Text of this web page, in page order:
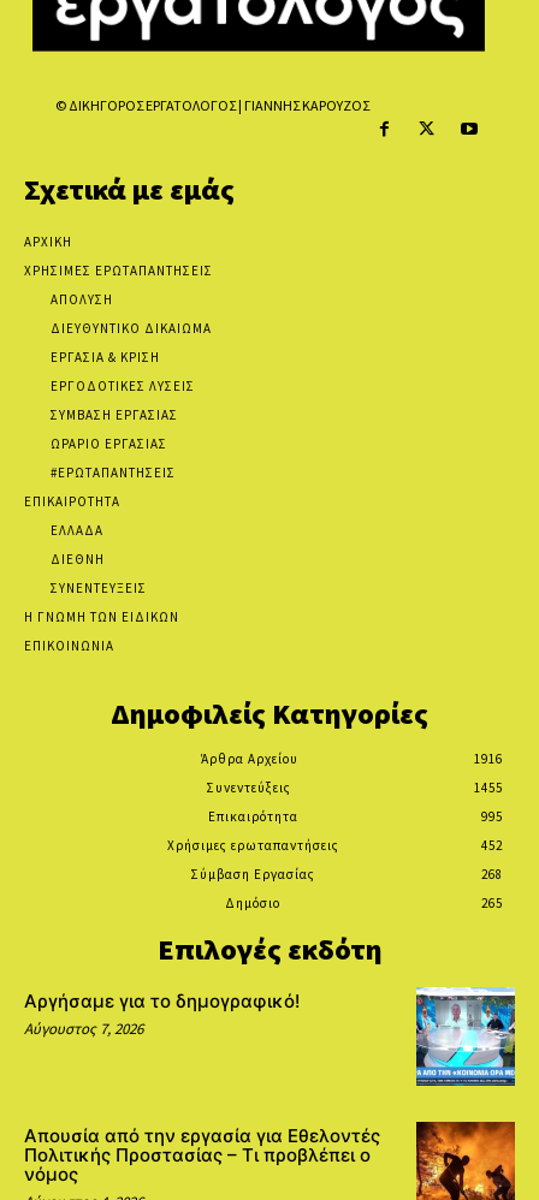
© ΔΙΚΗΓΟΡΟΣ ΕΡΓΑΤΟΛΟΓΟΣ | ΓΙΑΝΝΗΣ ΚΑΡΟΥΖΟΣ
Σχετικά με εμάς
ΑΡΧΙΚΗ
ΧΡΗΣΙΜΕΣ ΕΡΩΤΑΠΑΝΤΗΣΕΙΣ
ΑΠΟΛΥΣΗ
ΔΙΕΥΘΥΝΤΙΚΟ ΔΙΚΑΙΩΜΑ
ΕΡΓΑΣΙΑ & ΚΡΙΣΗ
ΕΡΓΟΔΟΤΙΚΕΣ ΛΥΣΕΙΣ
ΣΥΜΒΑΣΗ ΕΡΓΑΣΙΑΣ
ΩΡΑΡΙΟ ΕΡΓΑΣΙΑΣ
#ΕΡΩΤΑΠΑΝΤΗΣΕΙΣ
ΕΠΙΚΑΙΡΟΤΗΤΑ
ΕΛΛΑΔΑ
ΔΙΕΘΝΗ
ΣΥΝΕΝΤΕΥΞΕΙΣ
Η ΓΝΩΜΗ ΤΩΝ ΕΙΔΙΚΩΝ
ΕΠΙΚΟΙΝΩΝΙΑ
Δημοφιλείς Κατηγορίες
Άρθρα Αρχείου
1916
Συνεντεύξεις
1455
Επικαιρότητα
995
Χρήσιμες ερωταπαντήσεις
452
Σύμβαση Εργασίας
268
Δημόσιο
265
Επιλογές εκδότη
Αργήσαμε για το δημογραφικό!
Αύγουστος 7, 2026
Απουσία από την εργασία για Εθελοντές
Πολιτικής Προστασίας – Τι προβλέπει ο
νόμος